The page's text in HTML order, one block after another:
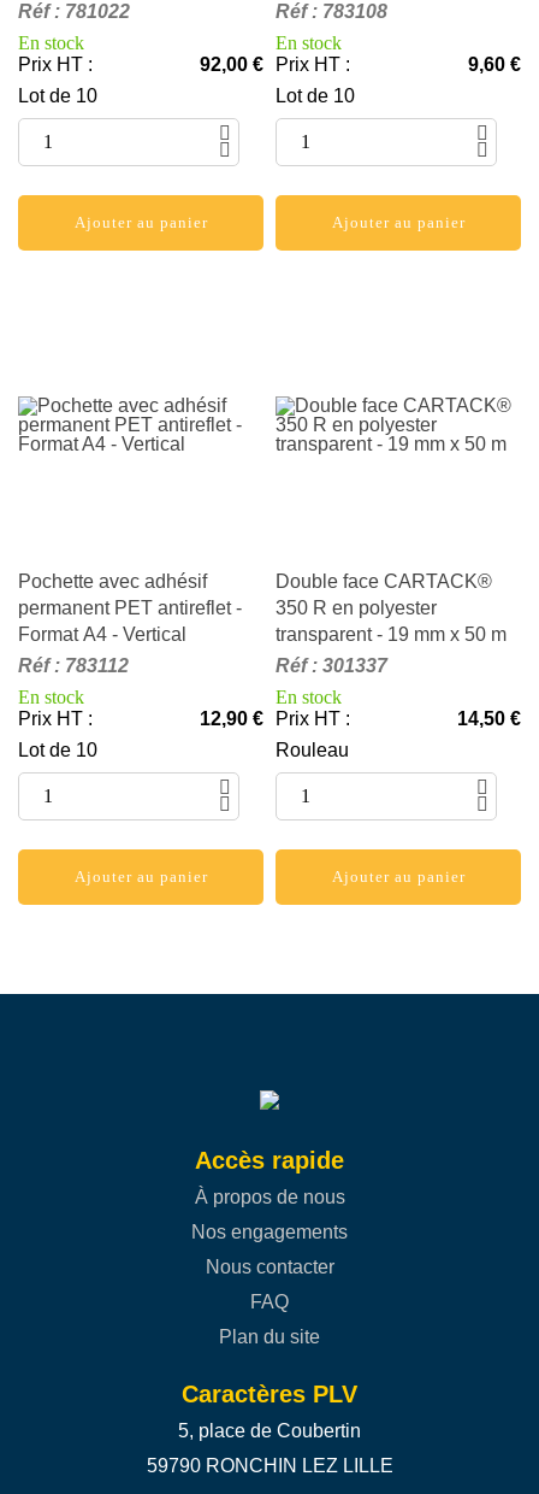
Réf: 781022
En stock
Prix HT :
92,00 €
Lot de 10
Ajouter au panier
Réf: 783108
En stock
Prix HT :
9,60 €
Lot de 10
Ajouter au panier
Pochette avec adhésif
permanent PET antireflet -
Format A4 - Vertical
Réf: 783112
En stock
Prix HT :
12,90 €
Lot de 10
Ajouter au panier
Double face CARTACK®
350 R en polyester
transparent - 19 mm x 50 m
Réf: 301337
En stock
Prix HT :
14,50 €
Rouleau
Ajouter au panier
Accès rapide
À propos de nous
Nos engagements
Nous contacter
FAQ
Plan du site
Caractères PLV
5, place de Coubertin
59790 RONCHIN LEZ LILLE